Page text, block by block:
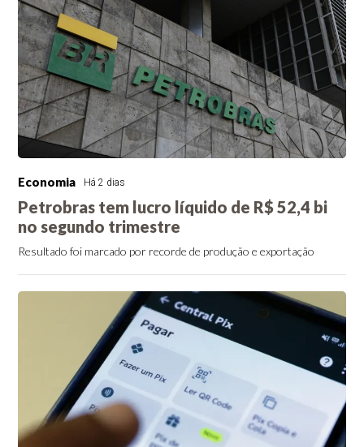
Economia Há 2 dias
Petrobras tem lucro líquido de R$ 52,4 bi
no segundo trimestre
Resultado foi marcado por recorde de produção e exportação